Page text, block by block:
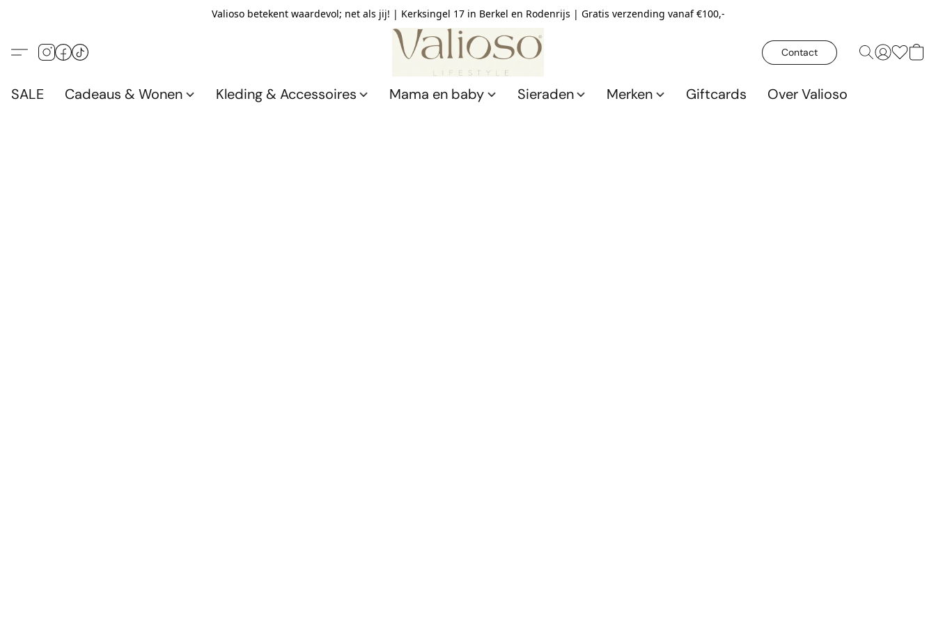
Valioso betekent waardevol; net als jij! | Kerksingel 17 in Berkel en Rodenrijs | Gratis verzending vanaf €100,-
Contact
SALE Cadeaus & Wonen Kleding & Accessoires Mama en baby Sieraden Merken Giftcards Over Valioso